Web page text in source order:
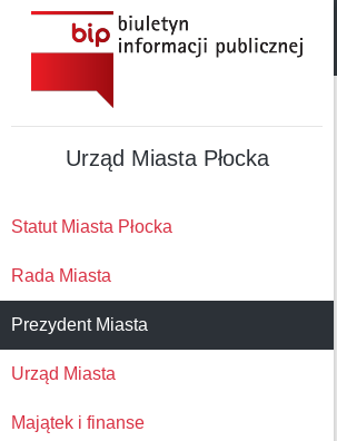
Urząd Miasta Płocka
Statut Miasta Płocka
Rada Miasta
Prezydent Miasta
Urząd Miasta
Majątek i finanse